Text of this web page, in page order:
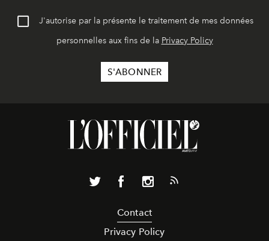
J'autorise par la présente le traitement de mes données
personnelles aux fins de la Privacy Policy
Contact
Privacy Policy